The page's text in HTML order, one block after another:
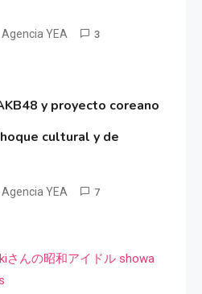
Agencia YEA 3
y proyecto coreano
cultural y de
Agencia YEA 7
さんの昭和アイドル showa